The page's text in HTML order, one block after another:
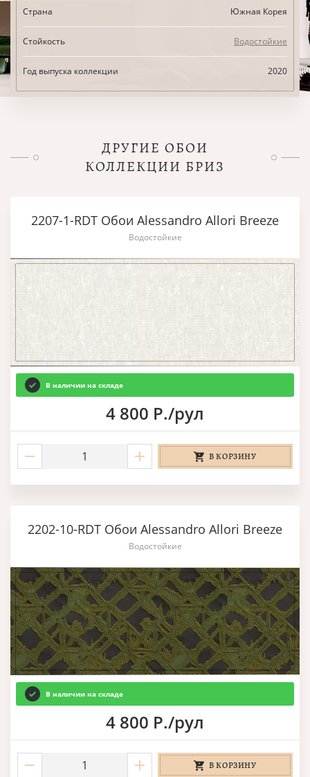
Страна Южная Корея
Стойкость Водостойкие
Год выпуска коллекции 2020
ДРУГИЕ ОБОИ
КОЛЛЕКЦИИ БРИЗ
2207-1-RDT Обои Alessandro Allori Breeze
Водостойкие
В наличии на складе
4 800 Р./рул
В КОРЗИНУ
2202-10-RDT Обои Alessandro Allori Breeze
Водостойкие
В наличии на складе
4 800 Р./рул
В КОРЗИНУ